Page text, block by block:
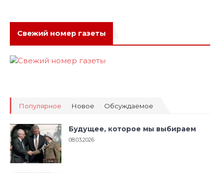
Свежий номер газеты
Популярное Новое Обсуждаемое
Будущее, которое мы выбираем
08.03.2026